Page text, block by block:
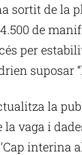
sortit de la
de
per
suposar
la
la vaga i
interina